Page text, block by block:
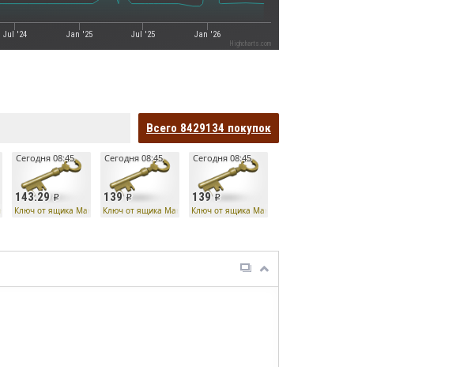
Jul '24 Jan '25 Jul '25 Jan '26
Highcharts.com
Всего 8429134 покупок
Ко
143.29
Сегодня 08:45
Ключ от ящика Манн Ко
139
Сегодня 08:45
Ключ от ящика Манн Ко
139
Сегодня 08:45
Ключ от ящика Манн Ко